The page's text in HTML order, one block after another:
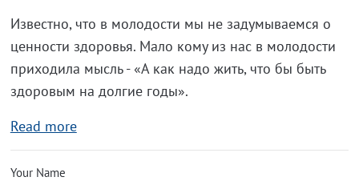
Известно, что в молодости мы не задумываемся о
ценности здоровья. Мало кому из нас в молодости
приходила мысль - «А как надо жить, что бы быть
здоровым на долгие годы».
Read more
Your Name